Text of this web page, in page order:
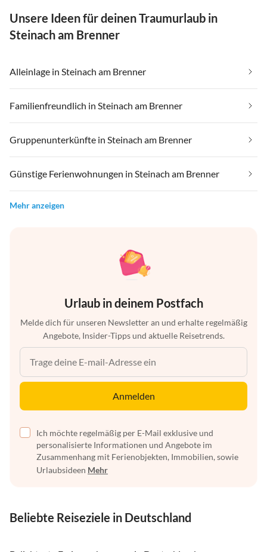
Unsere Ideen für deinen Traumurlaub in
Steinach am Brenner
Alleinlage in Steinach am Brenner
Familienfreundlich in Steinach am Brenner
Gruppenunterkünfte in Steinach am Brenner
Günstige Ferienwohnungen in Steinach am Brenner
Mehr anzeigen
Urlaub in deinem Postfach
Melde dich für unseren Newsletter an und erhalte regelmäßig
Angebote, Insider-Tipps und aktuelle Reisetrends.
Anmelden
Ich möchte regelmäßig per E-Mail exklusive und
personalisierte Informationen und Angebote im
Zusammenhang mit Ferienobjekten, Immobilien, sowie
Urlaubsideen Mehr
Beliebte Reiseziele in Deutschland